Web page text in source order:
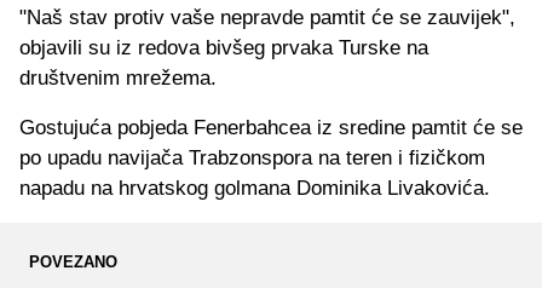
"Naš stav protiv vaše nepravde pamtit će se zauvijek",
objavili su iz redova bivšeg prvaka Turske na
društvenim mrežema.
Gostujuća pobjeda Fenerbahcea iz sredine pamtit će se
po upadu navijača Trabzonspora na teren i fizičkom
napadu na hrvatskog golmana Dominika Livakovića.
POVEZANO